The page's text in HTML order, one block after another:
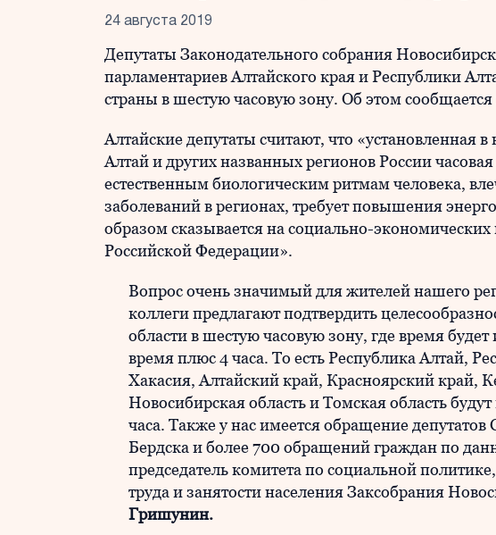
24 августа 2019
Депутаты Законодательного собрания
парламентариев Алтайского края и Республики
страны в шестую часовую зону. Об этом сообщается
Алтайские депутаты считают, что «установленная
Алтай и других названных регионов России часовая
естественным биологическим ритмам человека,
заболеваний в регионах, требует повышения
образом сказывается на социально-экономических
Российской Федерации».
Вопрос очень значимый для жителей нашего
коллеги предлагают подтвердить
области в шестую часовую зону, где время будет
время плюс 4 часа. То есть Республика Алтай,
Хакасия, Алтайский край, Красноярский край,
Новосибирская область и Томская область
часа. Также у нас имеется обращение депутатов
Бердска и более 700 обращений граждан по
председатель комитета по социальной
труда и занятости населения Заксобрания
Гришунин.